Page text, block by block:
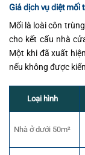
Giá dịch vụ diệt mối
Mối là loài côn
cho kết cấu nhà
Một khi đã xuất
nếu không được
Loại hình
Nhà ở dưới 50m²